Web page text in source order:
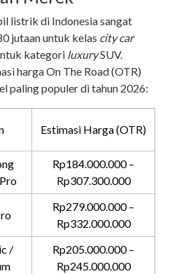
listrik di Indonesia sangat
jutaan untuk kelas city car
kategori luxurySUV.
harga On The Road (OTR)
paling populer di tahun 2026:
Estimasi Harga (OTR)
Rp184.000.000 –
Rp307.300.000
Rp279.000.000 –
Rp332.000.000
/
Rp205.000.000 –
Rp245.000.000